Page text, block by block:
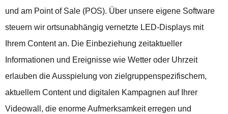
und am Point of Sale (POS). Über unsere eigene Software
steuern wir ortsunabhängig vernetzte LED-Displays mit
Ihrem Content an. Die Einbeziehung zeitaktueller
Informationen und Ereignisse wie Wetter oder Uhrzeit
erlauben die Ausspielung von zielgruppenspezifischem,
aktuellem Content und digitalen Kampagnen auf Ihrer
Videowall, die enorme Aufmerksamkeit erregen und